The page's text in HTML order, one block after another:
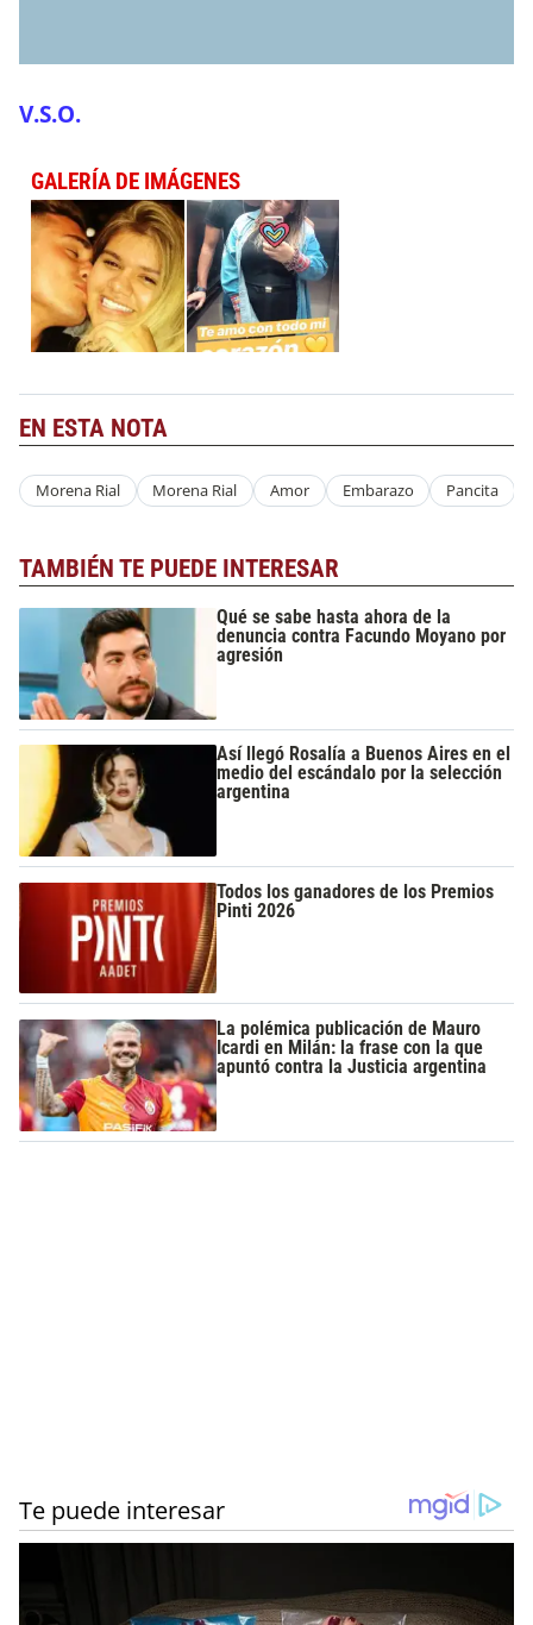
V.S.O.
GALERÍA DE IMÁGENES
EN ESTA NOTA
Morena Rial Morena Rial Amor Embarazo Pancita
TAMBIÉN TE PUEDE INTERESAR
Qué se sabe hasta ahora de la
denuncia contra Facundo Moyano por
agresión
Así llegó Rosalía a Buenos Aires en el
medio del escándalo por la selección
argentina
Todos los ganadores de los Premios
Pinti 2026
La polémica publicación de Mauro
Icardi en Milán: la frase con la que
apuntó contra la Justicia argentina